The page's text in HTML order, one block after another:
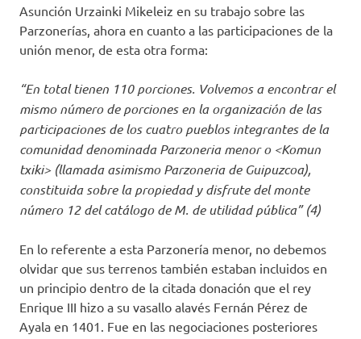
Asunción Urzainki Mikeleiz en su trabajo sobre las
Parzonerías, ahora en cuanto a las participaciones de la
unión menor, de esta otra forma:
“En total tienen 110 porciones. Volvemos a encontrar el
mismo número de porciones en la organización de las
participaciones de los cuatro pueblos integrantes de la
comunidad denominada Parzoneria menor o <Komun
txiki> (llamada asimismo Parzoneria de Guipuzcoa),
constituida sobre la propiedad y disfrute del monte
número 12 del catálogo de M. de utilidad pública” (4)
En lo referente a esta Parzonería menor, no debemos
olvidar que sus terrenos también estaban incluidos en
un principio dentro de la citada donación que el rey
Enrique III hizo a su vasallo alavés Fernán Pérez de
Ayala en 1401. Fue en las negociaciones posteriores